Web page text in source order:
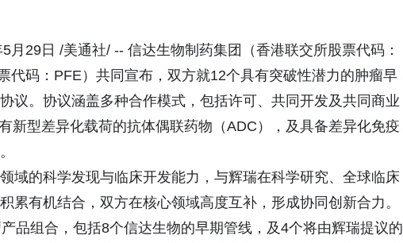
月29日 /美通社/ -- 信达生物制药集团（香港联交所股票代码：
代码：PFE）共同宣布，双方就12个具有突破性潜力的肿瘤早
议。协议涵盖多种合作模式，包括许可、共同开发及共同商业
新型差异化载荷的抗体偶联药物（ADC），及具备差异化免疫
域的科学发现与临床开发能力，与辉瑞在科学研究、全球临床
累有机结合，双方在核心领域高度互补，形成协同创新合力。
品组合，包括8个信达生物的早期管线，及4个将由辉瑞提议的